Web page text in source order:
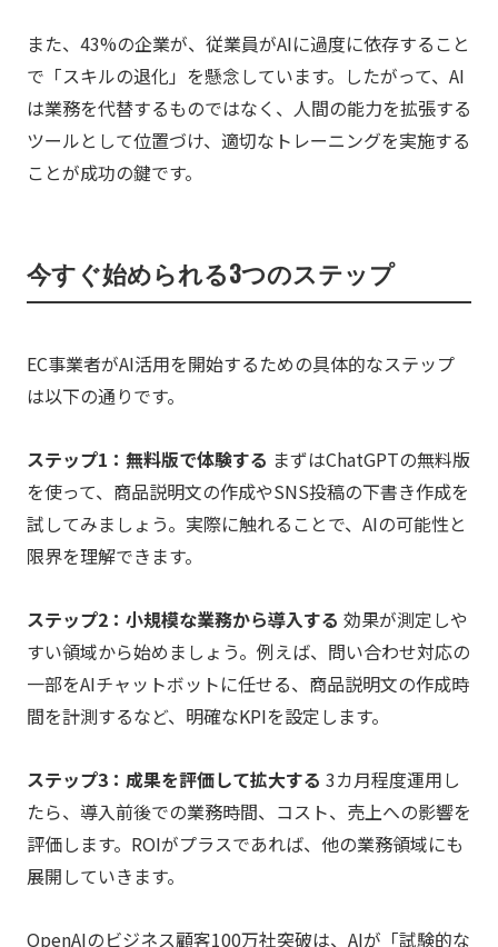
また、43%の企業が、従業員がAIに過度に依存すること
で「スキルの退化」を懸念しています。したがって、AI
は業務を代替するものではなく、人間の能力を拡張する
ツールとして位置づけ、適切なトレーニングを実施する
ことが成功の鍵です。
今すぐ始められる3つのステップ
EC事業者がAI活用を開始するための具体的なステップ
は以下の通りです。
ステップ1：無料版で体験する まずはChatGPTの無料版
を使って、商品説明文の作成やSNS投稿の下書き作成を
試してみましょう。実際に触れることで、AIの可能性と
限界を理解できます。
ステップ2：小規模な業務から導入する 効果が測定しや
すい領域から始めましょう。例えば、問い合わせ対応の
一部をAIチャットボットに任せる、商品説明文の作成時
間を計測するなど、明確なKPIを設定します。
ステップ3：成果を評価して拡大する 3カ月程度運用し
たら、導入前後での業務時間、コスト、売上への影響を
評価します。ROIがプラスであれば、他の業務領域にも
展開していきます。
OpenAIのビジネス顧客100万社突破は、AIが「試験的な